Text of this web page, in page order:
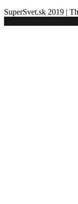
SuperSvet.sk 2019 |